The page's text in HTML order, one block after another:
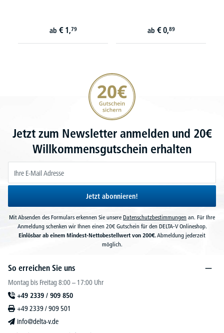
ab € 1,79 ab € 0,89
20€ Gutschein sichern
Jetzt zum Newsletter anmelden und 20€
Willkommensgutschein erhalten
Jetzt abonnieren!
Mit Absenden des Formulars erkennen Sie unsere Datenschutzbestimmungen an. Für Ihre
Anmeldung schenken wir Ihnen einen 20€ Gutschein für den DELTA-V Onlineshop.
Einlösbar ab einem Mindest-Nettobestellwert von 200€.Abmeldung jederzeit
möglich.
So erreichen Sie uns
Montag bis Freitag 8:00 – 17:00 Uhr
+49 2339 / 909 850
+49 2339 / 909 501
info@delta-v.de